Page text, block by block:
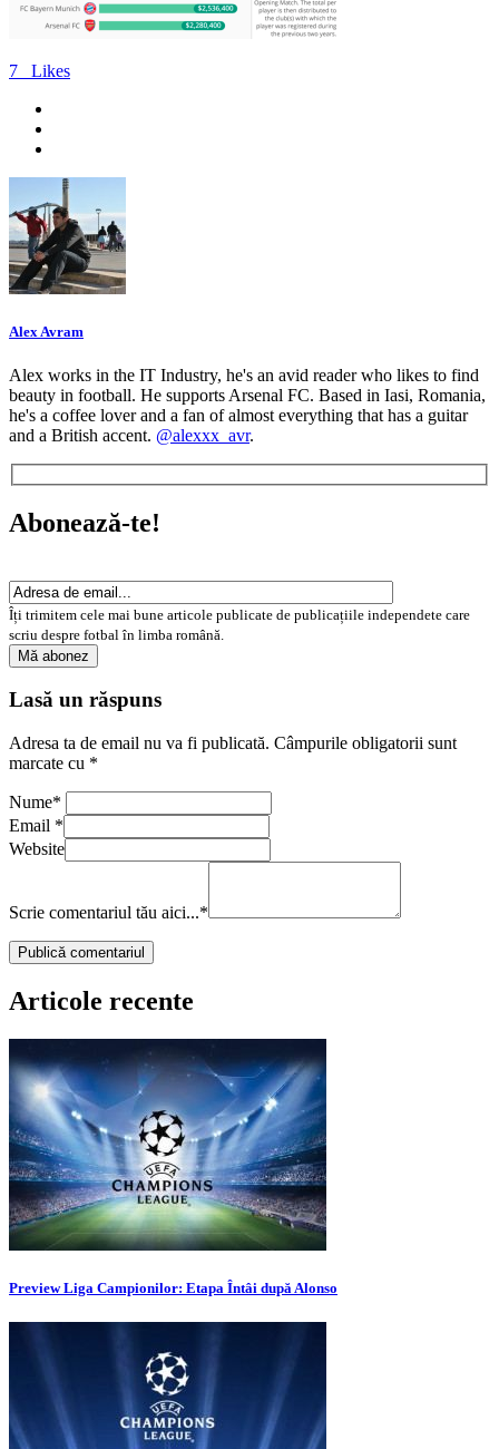
7 Likes
Alex Avram
Alex works in the IT Industry, he's an avid reader who likes to find
beauty in football. He supports Arsenal FC. Based in Iasi, Romania,
he's a coffee lover and a fan of almost everything that has a guitar
and a British accent. @alexxx_avr.
Abonează-te!
Îți trimitem cele mai bune articole publicate de publicațiile independete care
scriu despre fotbal în limba română.
Lasă un răspuns
Adresa ta de email nu va fi publicată. Câmpurile obligatorii sunt
marcate cu *
Nume*
Email *
Website
Scrie comentariul tău aici...*
Articole recente
Preview Liga Campionilor: Etapa Întâi după Alonso